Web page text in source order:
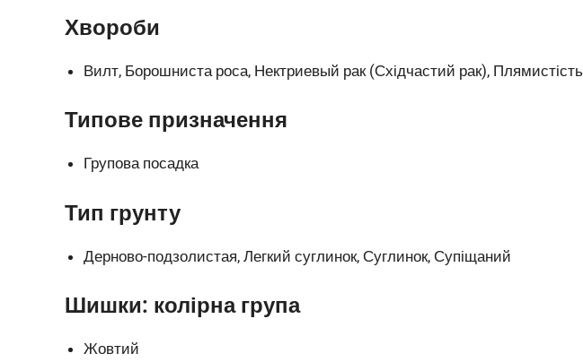
Хвороби
Вилт, Борошниста роса, Нектриевый рак (Східчастий рак), Плямистість
Типове призначення
Групова посадка
Тип грунту
Дерново-подзолистая, Легкий суглинок, Суглинок, Супіщаний
Шишки: колірна група
Жовтий